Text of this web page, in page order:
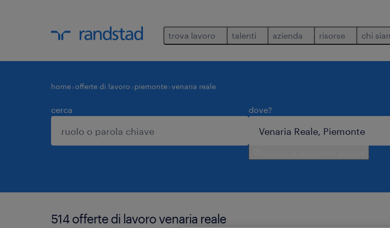
trova lavoro talenti azienda risorse chi
home offerte di lavoro piemonte venaria reale
cerca dove?
514 offerte di lavoro venaria reale